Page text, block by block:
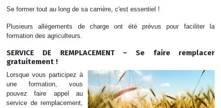
Se former tout au long de sa carrière, c'est essentiel !
Plusieurs allégements de charge ont été prévus pour faciliter la
formation des agriculteurs.
SERVICE DE REMPLACEMENT – Se faire remplacer
gratuitement !
Lorsque vous participez à
une formation, vous
pouvez faire appel au
service de remplacement,